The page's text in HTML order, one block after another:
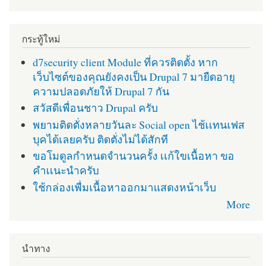
กระทู้ใหม่
d7security client Module ที่ควรติดตั้ง หาก
เว็บไซต์ของคุณยังคงเป็น Drupal 7 มายืดอายุ
ความปลอดภัยให้ Drupal 7 กัน
สวัสดีเพื่อนชาว Drupal ครับ
พยามติดตั่งหลายวันละ Social open ไช้เเทนเฟส
บุคได้เลยครับ ติดตั่งไม่ได้สักที
ขอโมดูลกำหนดจำนวนครั้ง เเก้ใขเนื้อหา ขอ
คำเเนะนำครับ
ใช้กล่องเพื่มเนื้อหาออกมาแสดงหน้าเว็บ
More
นำทาง